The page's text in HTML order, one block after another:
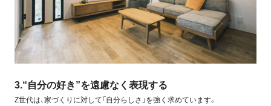
3.“自分の好き”を遠慮なく表現する
Z世代は、家づくりに対して「自分らしさ」を強く求めています。